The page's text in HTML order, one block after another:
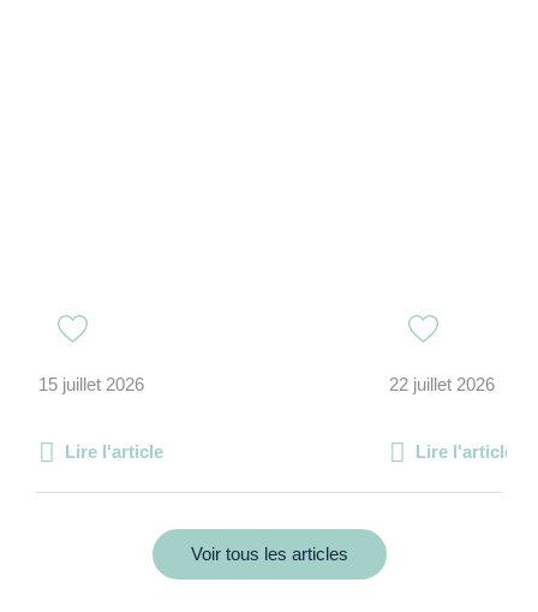
15 juillet 2026
Lire l'article
22 juillet 2026
Lire l'article
Voir tous les articles